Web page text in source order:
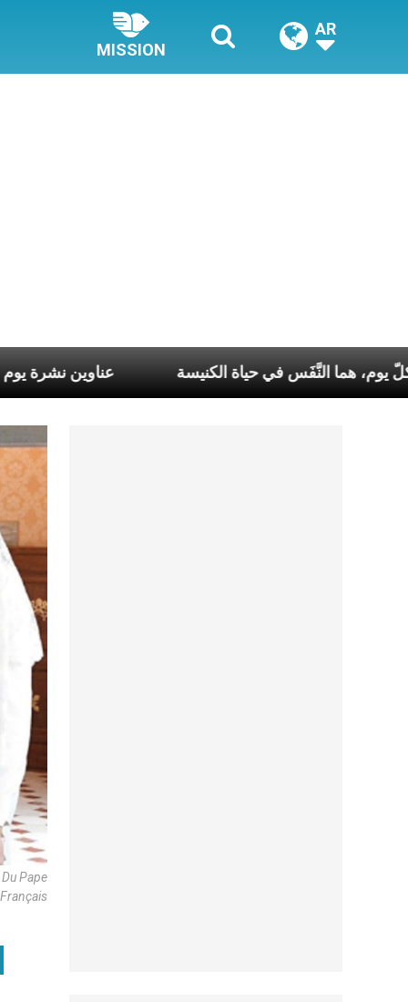
MISSION
AR
في كلّ أسبوع وكلّ يوم، هما النَّفَس في حياة الكنيسة
Pape